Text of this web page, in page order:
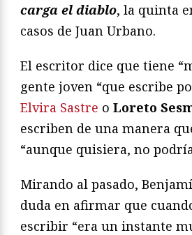
carga el diablo, la quinta
casos de Juan Urbano.
El escritor dice que tiene
gente joven “que escribe
Elvira Sastre o Loreto
escriben de una manera
“aunque quisiera, no
Mirando al pasado,
duda en afirmar que
escribir “era un instante